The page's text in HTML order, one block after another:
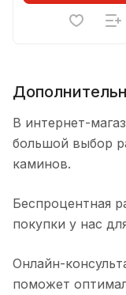
В интернет-
большой выбор
каминов.
Беспроцентная
покупки у нас
Онлайн-
поможет